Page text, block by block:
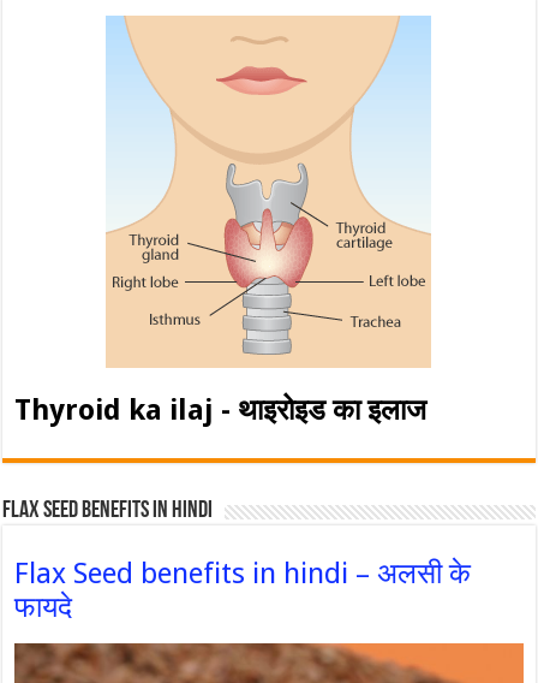
Thyroid ka ilaj - थाइरोइड का इलाज
Flax Seed Benefits in hindi
Flax Seed benefits in hindi – अलसी के
फायदे